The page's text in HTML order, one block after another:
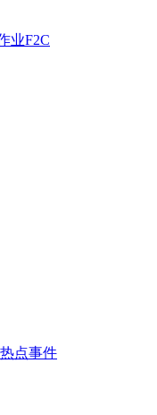
业F2C
点事件